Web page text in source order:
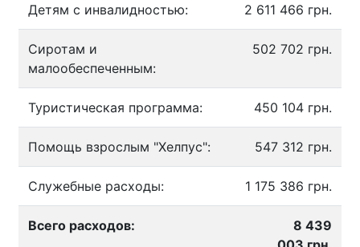
Детям с инвалидностью: 2 611 466 грн.
Сиротам и
малообеспеченным:
502 702 грн.
Туристическая программа: 450 104 грн.
Помощь взрослым "Хелпус": 547 312 грн.
Служебные расходы: 1 175 386 грн.
Всего расходов:
8 439